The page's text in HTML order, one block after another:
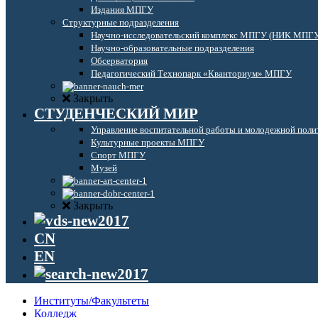
Издания МПГУ
Структурные подразделения
Научно-исследовательский комплекс МПГУ (НИК
Научно-образовательные подразделения
Обсерватория
Педагогический Технопарк «Кванториум» МПГУ
Закрыть
СТУДЕНЧЕСКИЙ МИР
Управление воспитательной работы и молодежной
Культурные проекты МПГУ
Спорт МПГУ
Музей
Закрыть
CN
EN
Институты/Факультеты
Колледж